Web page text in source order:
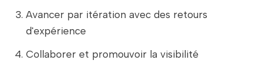
Avancer par itération avec des retours
d'expérience
Collaborer et promouvoir la visibilité